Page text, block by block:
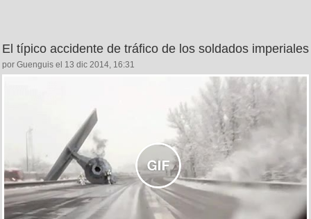
El típico accidente de tráfico de los soldados imperiales
por Guenguis el 13 dic 2014, 16:31